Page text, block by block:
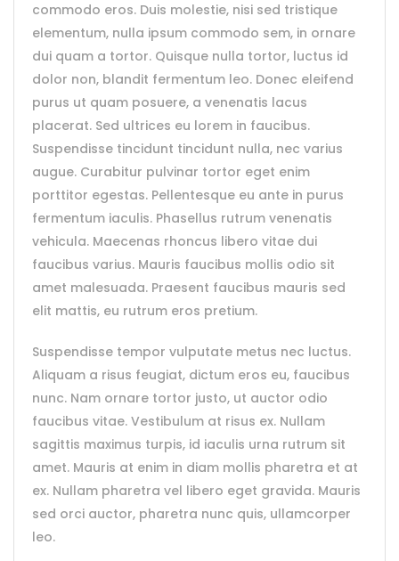
commodo eros. Duis molestie, nisi sed tristique
elementum, nulla ipsum commodo sem, in ornare
dui quam a tortor. Quisque nulla tortor, luctus id
dolor non, blandit fermentum leo. Donec eleifend
purus ut quam posuere, a venenatis lacus
placerat. Sed ultrices eu lorem in faucibus.
Suspendisse tincidunt tincidunt nulla, nec varius
augue. Curabitur pulvinar tortor eget enim
porttitor egestas. Pellentesque eu ante in purus
fermentum iaculis. Phasellus rutrum venenatis
vehicula. Maecenas rhoncus libero vitae dui
faucibus varius. Mauris faucibus mollis odio sit
amet malesuada. Praesent faucibus mauris sed
elit mattis, eu rutrum eros pretium.
Suspendisse tempor vulputate metus nec luctus.
Aliquam a risus feugiat, dictum eros eu, faucibus
nunc. Nam ornare tortor justo, ut auctor odio
faucibus vitae. Vestibulum at risus ex. Nullam
sagittis maximus turpis, id iaculis urna rutrum sit
amet. Mauris at enim in diam mollis pharetra et at
ex. Nullam pharetra vel libero eget gravida. Mauris
sed orci auctor, pharetra nunc quis, ullamcorper
leo.